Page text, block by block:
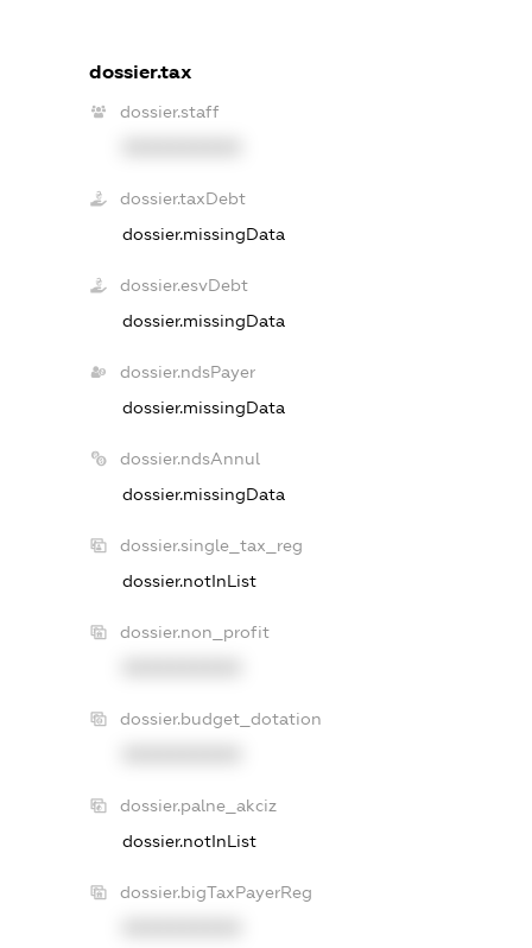
dossier.tax
dossier.staff
dossier.taxDebt
dossier.missingData
dossier.esvDebt
dossier.missingData
dossier.ndsPayer
dossier.missingData
dossier.ndsAnnul
dossier.missingData
dossier.single_tax_reg
dossier.notInList
dossier.non_profit
dossier.budget_dotation
dossier.palne_akciz
dossier.notInList
dossier.bigTaxPayerReg